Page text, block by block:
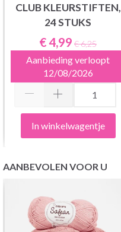
CLUB KLEURSTIFTEN,
24 STUKS
€ 4,99 € 6,25
Aanbieding verloopt
12/08/2026
In winkelwagentje
AANBEVOLEN VOOR U